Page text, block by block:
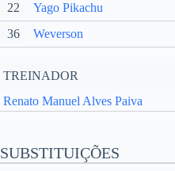
22
Yago Pikachu
36
Weverson
TREINADOR
Renato Manuel Alves Paiva
SUBSTITUIÇÕES